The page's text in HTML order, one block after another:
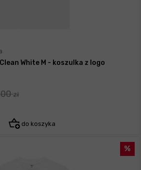
White M - koszulka z logo
zł
do koszyka